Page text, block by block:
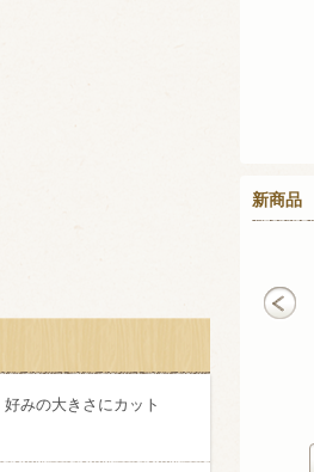
みの大きさにカット
新商品
信州富士見町産 甲州